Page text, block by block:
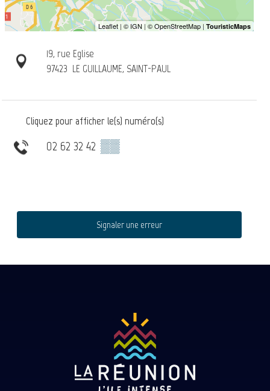
19, rue Eglise
97423 LE GUILLAUME, SAINT-PAUL
Cliquez pour afficher le(s) numéro(s)
02 62 32 42 ▒▒
Signaler une erreur